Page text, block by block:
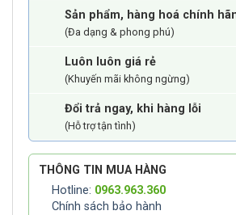
Sản phẩm, hàng hoá chính
(Đa dạng & phong phú)
Luôn luôn giá rẻ
(Khuyến mãi không ngừng)
Đổi trả ngay, khi hàng lỗi
(Hỗ trợ tận tình)
THÔNG TIN MUA HÀNG
Hotline: 0963.963.360
Chính sách bảo hành